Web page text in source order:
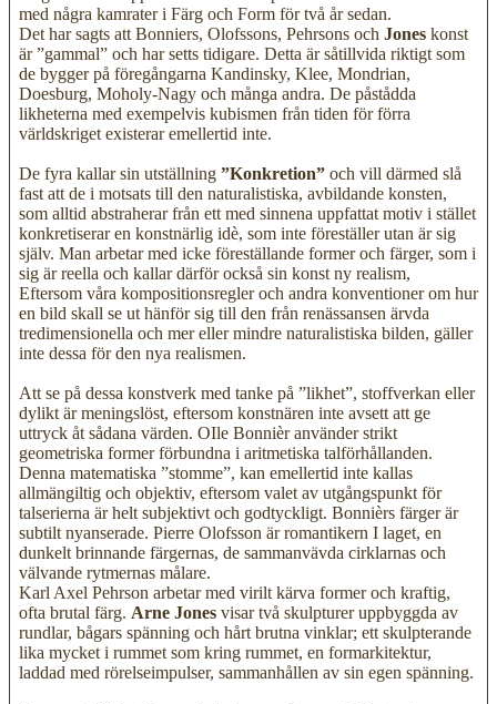
med några kamrater i Färg och Form för två år sedan.
Det har sagts att Bonniers, Olofssons, Pehrsons och Jones konst
är ”gammal” och har setts tidigare. Detta är såtillvida riktigt som
de bygger på föregångarna Kandinsky, Klee, Mondrian,
Doesburg, Moholy-Nagy och många andra. De påstådda
likheterna med exempelvis kubismen från tiden för förra
världskriget existerar emellertid inte.
De fyra kallar sin utställning ”Konkretion” och vill därmed slå
fast att de i motsats till den naturalistiska, avbildande konsten,
som alltid abstraherar från ett med sinnena uppfattat motiv i stället
konkretiserar en konstnärlig idè, som inte föreställer utan är sig
själv. Man arbetar med icke föreställande former och färger, som i
sig är reella och kallar därför också sin konst ny realism,
Eftersom våra kompositionsregler och andra konventioner om hur
en bild skall se ut hänför sig till den från renässansen ärvda
tredimensionella och mer eller mindre naturalistiska bilden, gäller
inte dessa för den nya realismen.
Att se på dessa konstverk med tanke på ”likhet”, stoffverkan eller
dylikt är meningslöst, eftersom konstnären inte avsett att ge
uttryck åt sådana värden. OIle Bonnièr använder strikt
geometriska former förbundna i aritmetiska talförhållanden.
Denna matematiska ”stomme”, kan emellertid inte kallas
allmängiltig och objektiv, eftersom valet av utgångspunkt för
talserierna är helt subjektivt och godtyckligt. Bonnièrs färger är
subtilt nyanserade. Pierre Olofsson är romantikern I laget, en
dunkelt brinnande färgernas, de sammanvävda cirklarnas och
välvande rytmernas målare.
Karl Axel Pehrson arbetar med virilt kärva former och kraftig,
ofta brutal färg. Arne Jones visar två skulpturer uppbyggda av
rundlar, bågars spänning och hårt brutna vinklar; ett skulpterande
lika mycket i rummet som kring rummet, en formarkitektur,
laddad med rörelseimpulser, sammanhållen av sin egen spänning.